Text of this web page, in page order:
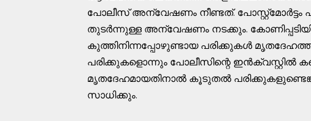
പോലീസ് അന്വേഷണം നീണ്ടത്. പോസ്റ്റ്മോർട്ടം
തുടർന്നുള്ള അന്വേഷണം നടക്കും.
കുത്തിനിന്നപ്പോഴുണ്ടായ പരിക്കുകൾ
പരിക്കുകളൊന്നും പോലീസിന്റെ ഇൻക്വസ്റ്റിൽ
മൃതദേഹമായതിനാൽ കൂടുതൽ
സാധിക്കും.